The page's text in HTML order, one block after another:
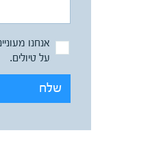
על טיולים.
שלח